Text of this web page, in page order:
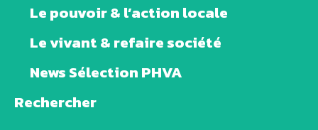
Le pouvoir & l’action locale
Le vivant & refaire société
News Sélection PHVA
Rechercher